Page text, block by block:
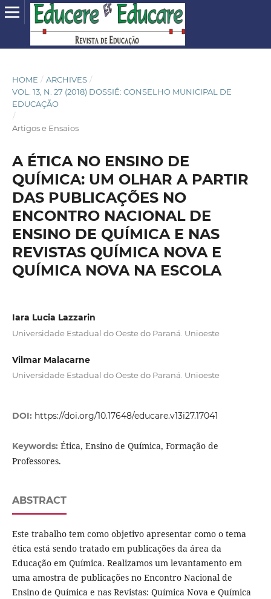
HOME / ARCHIVES /
VOL. 13, N. 27 (2018) DOSSIÊ: CONSELHO MUNICIPAL DE
EDUCAÇÃO
/
Artigos e Ensaios
A ÉTICA NO ENSINO DE
QUÍMICA: UM OLHAR A PARTIR
DAS PUBLICAÇÕES NO
ENCONTRO NACIONAL DE
ENSINO DE QUÍMICA E NAS
REVISTAS QUÍMICA NOVA E
QUÍMICA NOVA NA ESCOLA
Iara Lucia Lazzarin
Universidade Estadual do Oeste do Paraná. Unioeste
Vilmar Malacarne
Universidade Estadual do Oeste do Paraná. Unioeste
DOI: https://doi.org/10.17648/educare.v13i27.17041
Keywords: Ética, Ensino de Química, Formação de
Professores.
ABSTRACT
Este trabalho tem como objetivo apresentar como o tema
ética está sendo tratado em publicações da área da
Educação em Química. Realizamos um levantamento em
uma amostra de publicações no Encontro Nacional de
Ensino de Química e nas Revistas: Química Nova e Química